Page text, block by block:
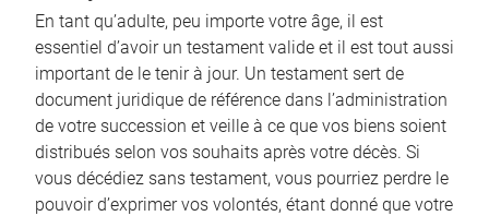
En tant qu’adulte, peu importe votre âge, il est
essentiel d’avoir un testament valide et il est tout aussi
important de le tenir à jour. Un testament sert de
document juridique de référence dans l’administration
de votre succession et veille à ce que vos biens soient
distribués selon vos souhaits après votre décès. Si
vous décédiez sans testament, vous pourriez perdre le
pouvoir d’exprimer vos volontés, étant donné que votre